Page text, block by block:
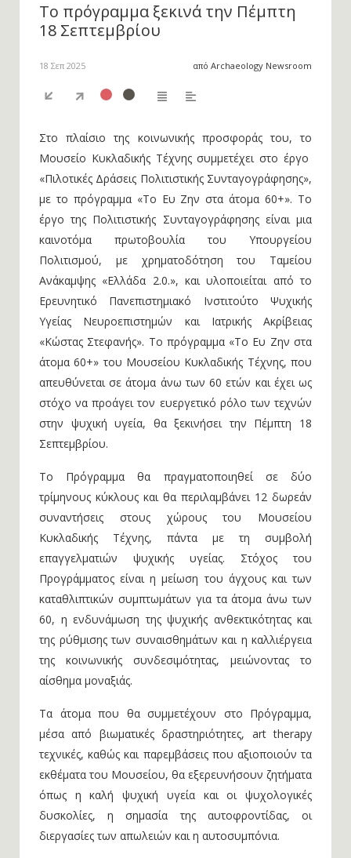
Το πρόγραμμα ξεκινά την Πέμπτη
18 Σεπτεμβρίου
18 Σεπ 2025 από Archaeology Newsroom
Στο πλαίσιο της κοινωνικής προσφοράς του, το
Μουσείο Κυκλαδικής Τέχνης συμμετέχει στο έργο
«Πιλοτικές Δράσεις Πολιτιστικής Συνταγογράφησης»,
με το πρόγραμμα «Το Ευ Ζην στα άτομα 60+». Το
έργο της Πολιτιστικής Συνταγογράφησης είναι μια
καινοτόμα πρωτοβουλία του Υπουργείου
Πολιτισμού, με χρηματοδότηση του Ταμείου
Ανάκαμψης «Ελλάδα 2.0.», και υλοποιείται από το
Ερευνητικό Πανεπιστημιακό Ινστιτούτο Ψυχικής
Υγείας Νευροεπιστημών και Ιατρικής Ακρίβειας
«Κώστας Στεφανής». Το πρόγραμμα «Το Ευ Ζην στα
άτομα 60+» του Μουσείου Κυκλαδικής Τέχνης, που
απευθύνεται σε άτομα άνω των 60 ετών και έχει ως
στόχο να προάγει τον ευεργετικό ρόλο των τεχνών
στην ψυχική υγεία, θα ξεκινήσει την Πέμπτη 18
Σεπτεμβρίου.
Το Πρόγραμμα θα πραγματοποιηθεί σε δύο
τρίμηνους κύκλους και θα περιλαμβάνει 12 δωρεάν
συναντήσεις στους χώρους του Μουσείου
Κυκλαδικής Τέχνης, πάντα με τη συμβολή
επαγγελματιών ψυχικής υγείας. Στόχος του
Προγράμματος είναι η μείωση του άγχους και των
καταθλιπτικών συμπτωμάτων για τα άτομα άνω των
60, η ενδυνάμωση της ψυχικής ανθεκτικότητας και
της ρύθμισης των συναισθημάτων και η καλλιέργεια
της κοινωνικής συνδεσιμότητας, μειώνοντας το
αίσθημα μοναξιάς.
Τα άτομα που θα συμμετέχουν στο Πρόγραμμα,
μέσα από βιωματικές δραστηριότητες, art therapy
τεχνικές, καθώς και παρεμβάσεις που αξιοποιούν τα
εκθέματα του Μουσείου, θα εξερευνήσουν ζητήματα
όπως η καλή ψυχική υγεία και οι ψυχολογικές
δυσκολίες, η σημασία της αυτοφροντίδας, οι
διεργασίες των απωλειών και η αυτοσυμπόνια.